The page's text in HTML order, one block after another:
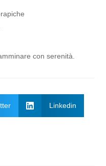
con serenità.
 Linkedin